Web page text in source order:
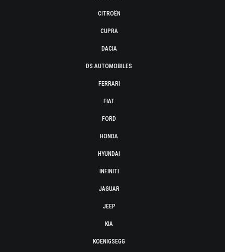
CITROËN
CUPRA
DACIA
DS AUTOMOBILES
FERRARI
FIAT
FORD
HONDA
HYUNDAI
INFINITI
JAGUAR
JEEP
KIA
KOENIGSEGG